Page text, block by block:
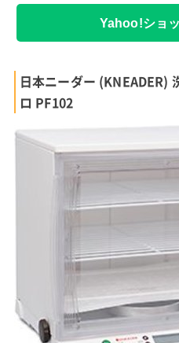
Yahoo!ショ
日本ニーダー (KNEADER)
ロ PF102